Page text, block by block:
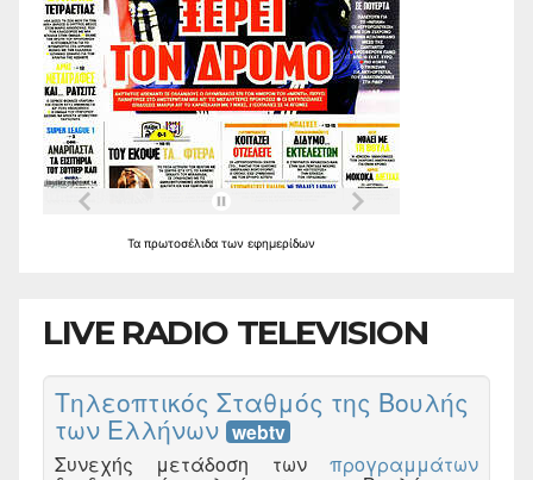
Τα πρωτοσέλιδα των εφημερίδων
LIVE RADIO TELEVISION